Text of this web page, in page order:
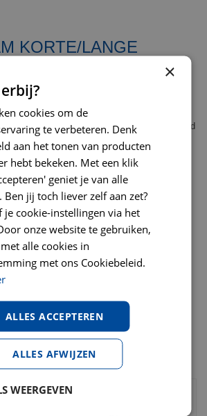
KORTE/LANGE
en lange tanden, ideaal om de vacht klitvrij te
te verwijderen. Hij ligt goed in de hand
heeft met een stevige grip.
HONDEN MET:
de kraan, bij sterke vervuiling afwasmiddel
frame kunststof
tanden
×
cookies om de
te verbeteren. Denk
aan het tonen van producten
hebt bekeken. Met een klik
geniet je van alle
Ben jij toch liever zelf aan zet?
je cookie-instellingen via het
onze website te gebruiken,
alle cookies in
met ons Cookiebeleid.
ALLES ACCEPTEREN
ALLES AFWIJZEN
WEERGEVEN